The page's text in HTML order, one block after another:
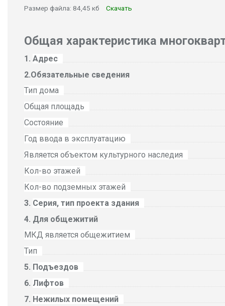
Размер файла: 84,45 кб Скачать
Общая характеристика
Адрес
Обязательные сведения
Тип дома
Общая площадь
Состояние
Год ввода в эксплуатацию
Является объектом культурного наследия
Кол-во этажей
Кол-во подземных этажей
Серия, тип проекта здания
Для общежитий
МКД является общежитием
Тип
Подъездов
Лифтов
Нежилых помещений